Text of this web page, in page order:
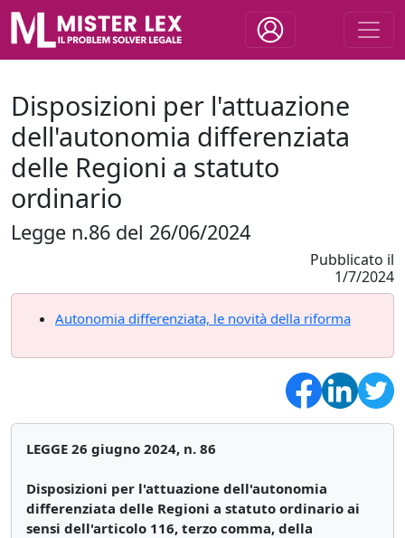
Disposizioni per l'attuazione
dell'autonomia differenziata
delle Regioni a statuto
ordinario
Legge n.86 del 26/06/2024
Pubblicato il
1/7/2024
Autonomia differenziata, le novità della riforma
LEGGE 26 giugno 2024, n. 86
Disposizioni per l'attuazione dell'autonomia
differenziata delle Regioni a statuto ordinario ai
sensi dell'articolo 116, terzo comma, della